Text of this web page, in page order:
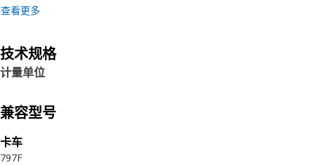
查看更多
技术规格
计量单位
兼容型号
卡车
797F